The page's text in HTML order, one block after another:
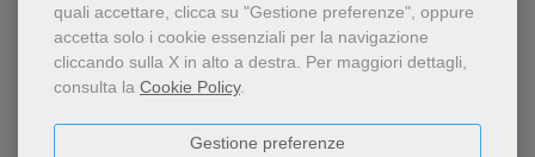
quali accettare, clicca su "Gestione preferenze", oppure
accetta solo i cookie essenziali per la navigazione
cliccando sulla X in alto a destra. Per maggiori dettagli,
consulta la Cookie Policy.
Gestione preferenze